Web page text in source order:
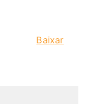
Baixar